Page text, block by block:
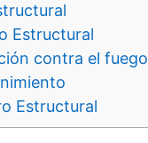
Estructural
contra el fuego
Estructural